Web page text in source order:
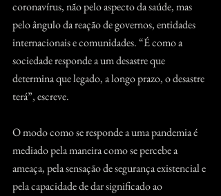
coronavírus, não pelo aspecto da saúde, mas
pelo ângulo da reação de governos, entidades
internacionais e comunidades. “É como a
sociedade responde a um desastre que
determina que legado, a longo prazo, o desastre
terá”, escreve.
O modo como se responde a uma pandemia é
mediado pela maneira como se percebe a
ameaça, pela sensação de segurança existencial e
pela capacidade de dar significado ao